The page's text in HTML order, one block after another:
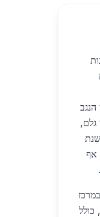
הנגב
גלם,
אף
כולל